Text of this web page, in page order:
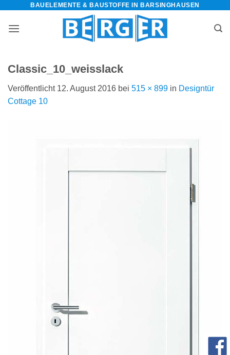
springen
BAUELEMENTE & BAUSTOFFE IN BARSINGHAUSEN
Classic_10_weisslack
Veröffentlicht 12. August 2016 bei 515 × 899 in Designtür
Cottage 10